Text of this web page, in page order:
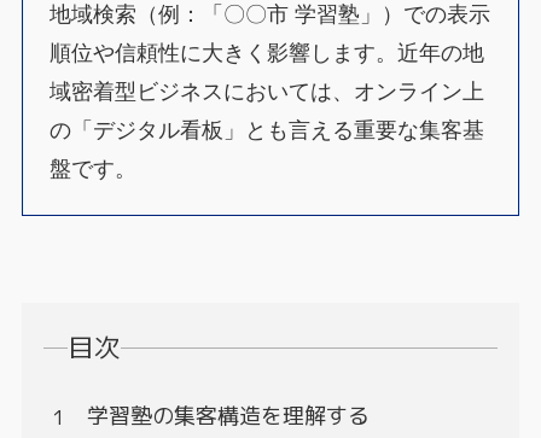
地域検索（例：「〇〇市 学習塾」）での表示
順位や信頼性に大きく影響します。近年の地
域密着型ビジネスにおいては、オンライン上
の「デジタル看板」とも言える重要な集客基
盤です。
目次
学習塾の集客構造を理解する